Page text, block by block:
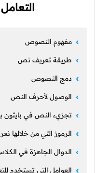
مفهوم النصوص
طريقة تعريف نص
دمج النصوص
الوصول لأحرف النص
تجزيء النص في بايثون
الرموز التي من خلالها
الدوال الجاهزة في
العوامل التي تستخدم